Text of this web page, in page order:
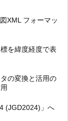
XML フォーマッ
を緯度経度で表
の変換と活用の
(JGD2024)」へ